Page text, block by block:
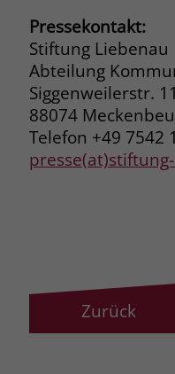
Pressekontakt:
Stiftung Liebenau
Abteilung
Siggenweilerstr. 11
88074
Telefon +49 7542
Zurück